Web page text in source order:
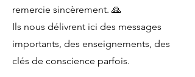
remercie sincèrement. 🙏
Ils nous délivrent ici des messages
importants, des enseignements, des
clés de conscience parfois.